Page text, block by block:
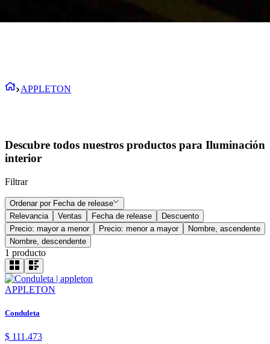
APPLETON
Descubre todos nuestros productos para Iluminación
interior
Filtrar
Ordenar por Fecha de release
Relevancia
Ventas Fecha de release
Descuento
Precio: mayor a menor
Precio: menor a mayor
Nombre, ascendente
Nombre, descendente
1 producto
APPLETON
Conduleta
$ 111 .473